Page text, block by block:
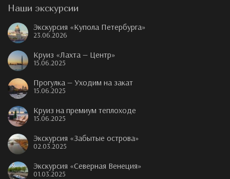
Наши экскурсии
Экскурсия «Купола Петербурга»
23.06.2026
Круиз «Лахта — Центр»
15.06.2025
Прогулка — Уходим на закат
15.06.2025
Круиз на премиум теплоходе
15.06.2025
Экскурсия «Забытые острова»
02.03.2025
Экскурсия «Северная Венеция»
01.03.2025